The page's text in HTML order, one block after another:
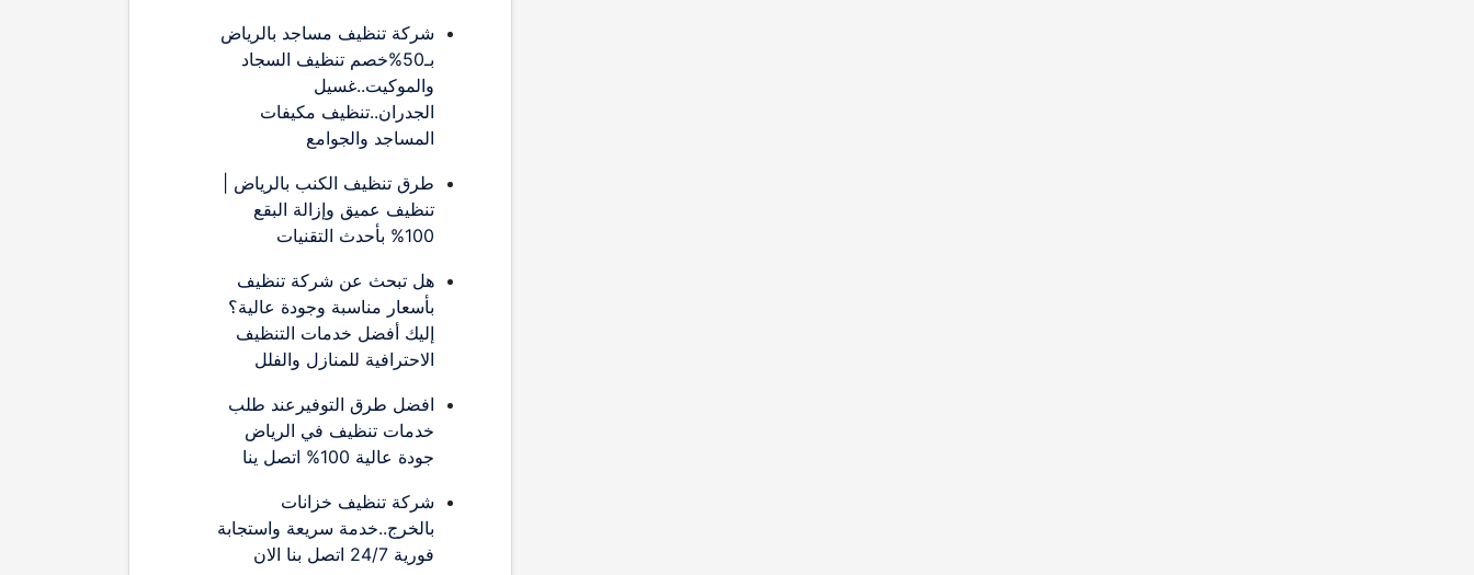
شركة تنظيف مساجد بالرياض
بـ50%خصم تنظيف السجاد
والموكيت..غسيل
الجدران..تنظيف مكيفات
المساجد والجوامع
طرق تنظيف الكنب بالرياض |
تنظيف عميق وإزالة البقع
100% بأحدث التقنيات
هل تبحث عن شركة تنظيف
بأسعار مناسبة وجودة عالية؟
إليك أفضل خدمات التنظيف
الاحترافية للمنازل والفلل
افضل طرق التوفيرعند طلب
خدمات تنظيف في الرياض
جودة عالية 100% اتصل ينا
شركة تنظيف خزانات
بالخرج..خدمة سريعة واستجابة
فورية 24/7 اتصل بنا الان